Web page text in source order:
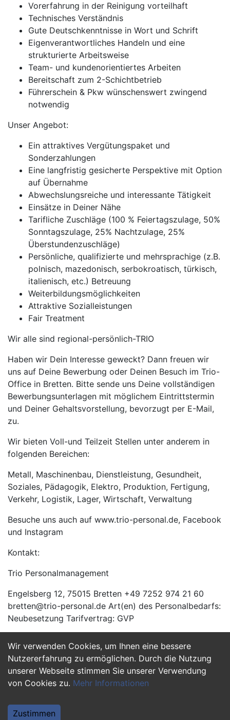
Wir verwenden Cookies, um Ihnen eine bessere
Nutzererfahrung zu ermöglichen. Durch die Nutzung
unserer Webseite stimmen Sie unserer Verwendung
von Cookies zu. Mehr Informationen
Zustimmen
Vorerfahrung in der Reinigung vorteilhaft
Technisches Verständnis
Gute Deutschkenntnisse in Wort und Schrift
Eigenverantwortliches Handeln und eine
strukturierte Arbeitsweise
Team- und kundenorientiertes Arbeiten
Bereitschaft zum 2-Schichtbetrieb
Führerschein & Pkw wünschenswert zwingend
notwendig
Unser Angebot:
Ein attraktives Vergütungspaket und
Sonderzahlungen
Eine langfristig gesicherte Perspektive mit Option
auf Übernahme
Abwechslungsreiche und interessante Tätigkeit
Einsätze in Deiner Nähe
Tarifliche Zuschläge (100 % Feiertagszulage, 50%
Sonntagszulage, 25% Nachtzulage, 25%
Überstundenzuschläge)
Persönliche, qualifizierte und mehrsprachige (z.B.
polnisch, mazedonisch, serbokroatisch, türkisch,
italienisch, etc.) Betreuung
Weiterbildungsmöglichkeiten
Attraktive Sozialleistungen
Fair Treatment
Wir alle sind regional-persönlich-TRIO
Haben wir Dein Interesse geweckt? Dann freuen wir
uns auf Deine Bewerbung oder Deinen Besuch im Trio-
Office in Bretten. Bitte sende uns Deine vollständigen
Bewerbungsunterlagen mit möglichem Eintrittstermin
und Deiner Gehaltsvorstellung, bevorzugt per E-Mail,
zu.
Wir bieten Voll-und Teilzeit Stellen unter anderem in
folgenden Bereichen:
Metall, Maschinenbau, Dienstleistung, Gesundheit,
Soziales, Pädagogik, Elektro, Produktion, Fertigung,
Verkehr, Logistik, Lager, Wirtschaft, Verwaltung
Besuche uns auch auf www.trio-personal.de, Facebook
und Instagram
Kontakt:
Trio Personalmanagement
Engelsberg 12, 75015 Bretten +49 7252 974 21 60
bretten@trio-personal.de Art(en) des Personalbedarfs:
Neubesetzung Tarifvertrag: GVP
Jetzt Bewerben